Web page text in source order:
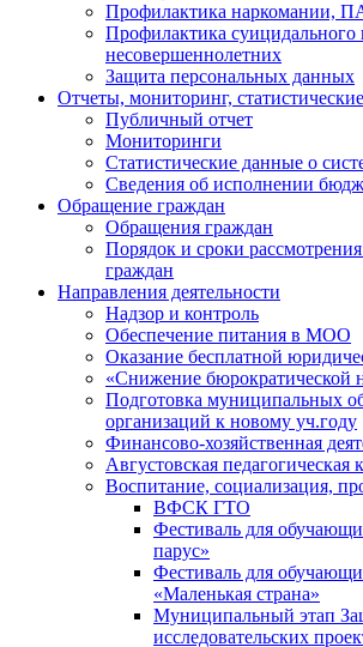
Профилактика
Профилактика суицидального
несовершеннолетних
Защита персональных данных
Отчеты, мониторинг,
Публичный отчет
Мониторинги
Статистические данные о
Сведения об исполнении
Обращение граждан
Обращения граждан
Порядок и сроки
граждан
Направления деятельности
Надзор и контроль
Обеспечение питания в МОО
Оказание бесплатной
«Снижение бюрократической
Подготовка муниципальных
организаций к новому уч.году
Финансово-хозяйственная
Августовская педагогическая
Воспитание, социализация,
ВФСК ГТО
Фестиваль для
парус»
Фестиваль для
«Маленькая страна»
Муниципальный этап
исследовательских